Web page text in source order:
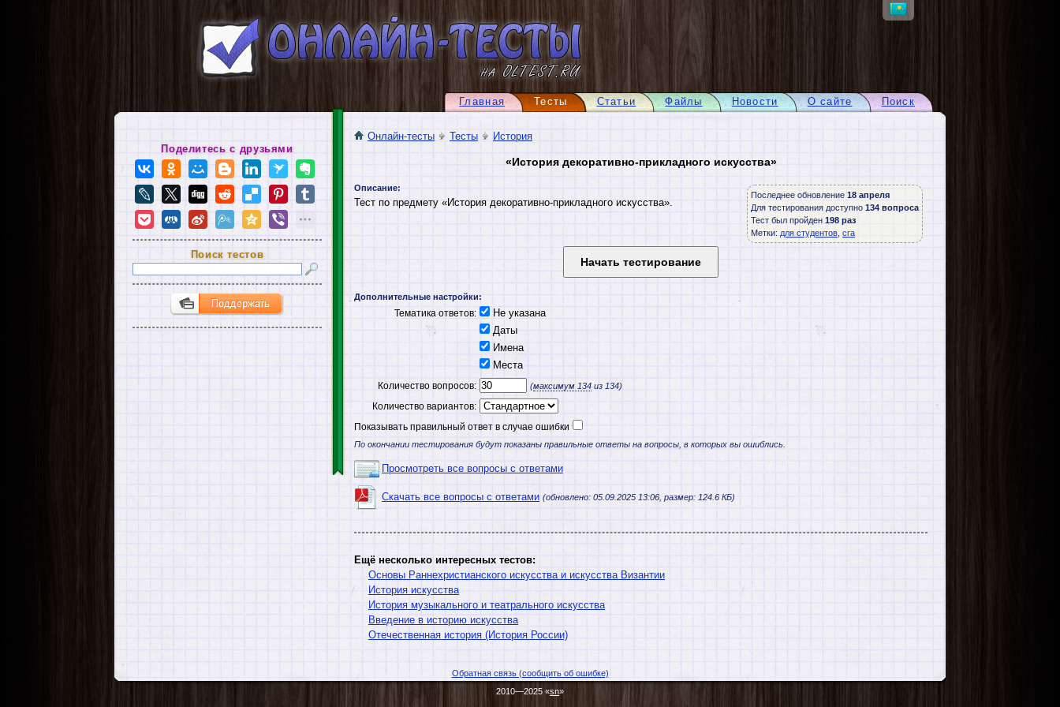
Поиск
О сайте
Новости
Файлы
Статьи
Тесты
Главная
Онлайн-тесты Тесты История
«История декоративно-прикладного искусства»
Последнее обновление 18 апреля
Для тестирования доступно 134 вопроса
Тест был пройден 198 раз
Метки: для студентов сга
Описание:
Тест по предмету «История декоративно-прикладного искусства».
Дополнительные настройки:
Тематика ответов:
Не указана
Даты
Имена
Места
Количество вопросов: (максимум 134 из 134)
Количество вариантов:
Показывать правильный ответ в случае ошибки
По окончании тестирования будут показаны правильные ответы на вопросы, в которых вы ошиблись.
Просмотреть все вопросы с ответами
Скачать все вопросы с ответами (обновлено: 05.09.2025 13:06, размер: 124.6 КБ)
Ещё несколько интересных тестов:
Основы Раннехристианского искусства и искусства Византии
История искусства
История музыкального и театрального искусства
Введение в историю искусства
Отечественная история (История России)
Поделитесь с друзьями
Поиск тестов
Обратная связь (сообщить об ошибке)
2010—2025 «sn»